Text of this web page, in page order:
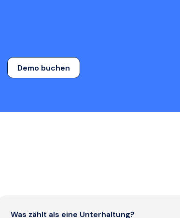
Demo buchen
Was zählt als eine Unterhaltung?